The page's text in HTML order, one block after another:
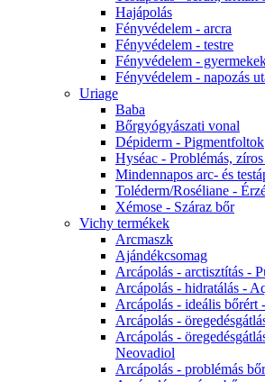
Hajápolás
Fényvédelem - arcra
Fényvédelem - testre
Fényvédelem -
Fényvédelem - napozás
Uriage
Baba
Bőrgyógyászati vonal
Dépiderm - Pigmentfoltok
Hyséac - Problémás,
Mindennapos arc- és
Toléderm/Roséliane -
Xémose - Száraz bőr
Vichy termékek
Arcmaszk
Ajándékcsomag
Arcápolás - arctisztítás -
Arcápolás - hidratálás -
Arcápolás - ideális bőrért
Arcápolás -
Arcápolás -
Neovadiol
Arcápolás - problémás